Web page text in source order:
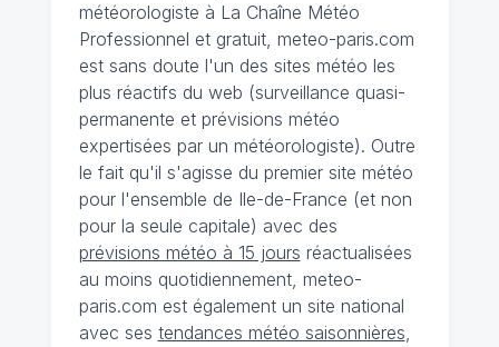
météorologiste à La Chaîne Météo
Professionnel et gratuit, meteo-paris.com
est sans doute l'un des sites météo les
plus réactifs du web (surveillance quasi-
permanente et prévisions météo
expertisées par un météorologiste). Outre
le fait qu'il s'agisse du premier site météo
pour l'ensemble de Ile-de-France (et non
pour la seule capitale) avec des
prévisions météo à 15 jours réactualisées
au moins quotidiennement, meteo-
paris.com est également un site national
avec ses tendances météo saisonnières,